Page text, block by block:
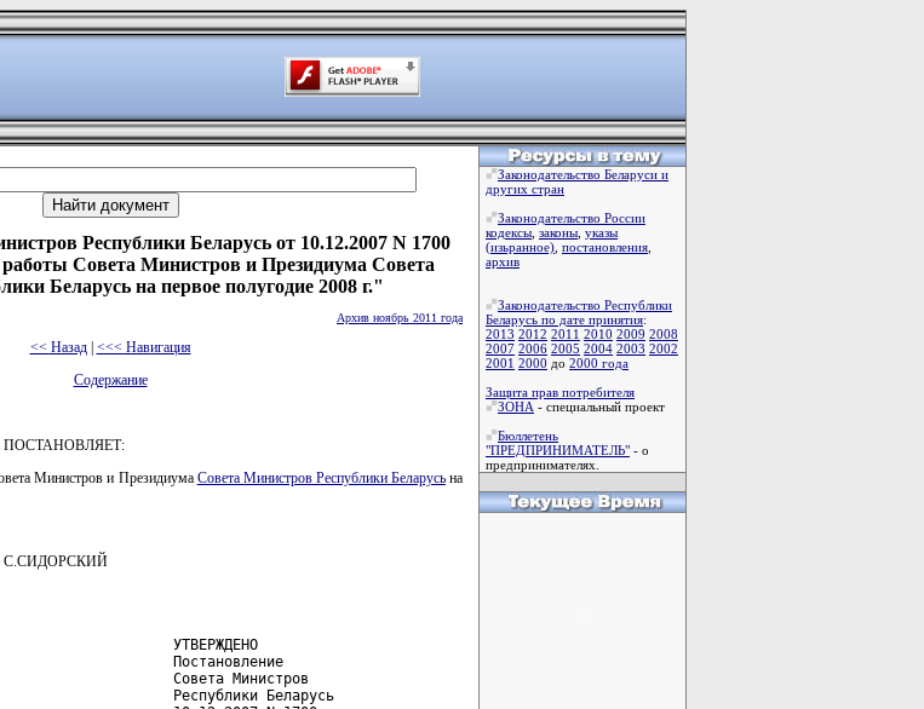
Республики Беларусь от 10.12.2007 N 1700
Совета Министров и Президиума Совета
Беларусь на первое полугодие 2008 г."
Архив ноябрь 2011 года
<< Назад| <<< Навигация
Содержание
ПОСТАНОВЛЯЕТ:
Министров и Президиума Совета Министров Республики Беларусьна
С.СИДОРСКИЙ
УТВЕРЖДЕНО
Постановление
Совета Министров
Республики Беларусь
Законодательство Беларуси и
других стран
Законодательство России
кодексы законы указы
(изьранное) постановления
архив
Законодательство Республики
Беларусь по дате принятия:
2013 2012 2011 2010 2009 2008
2007 2006 2005 2004 2003 2002
2001 2000 до 2000 года
Защита прав потребителя
ЗОНА - специальный проект
Бюллетень
"ПРЕДПРИНИМАТЕЛЬ" - о
предпринимателях.